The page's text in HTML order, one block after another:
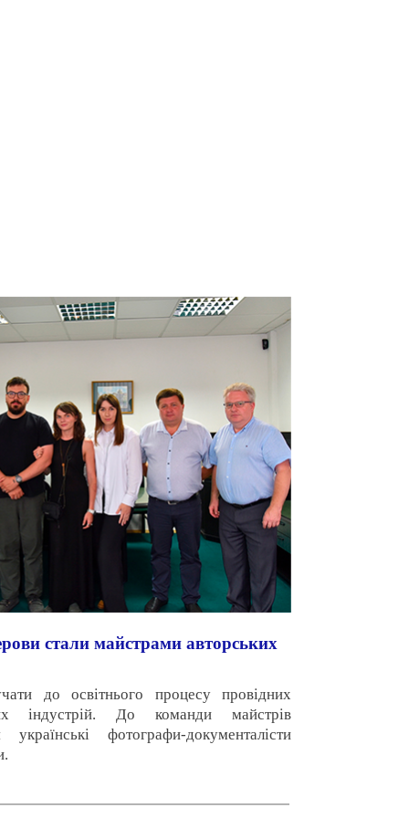
стали майстрами авторських
до освітнього процесу провідних
індустрій. До команди майстрів
українські фотографи-документалісти